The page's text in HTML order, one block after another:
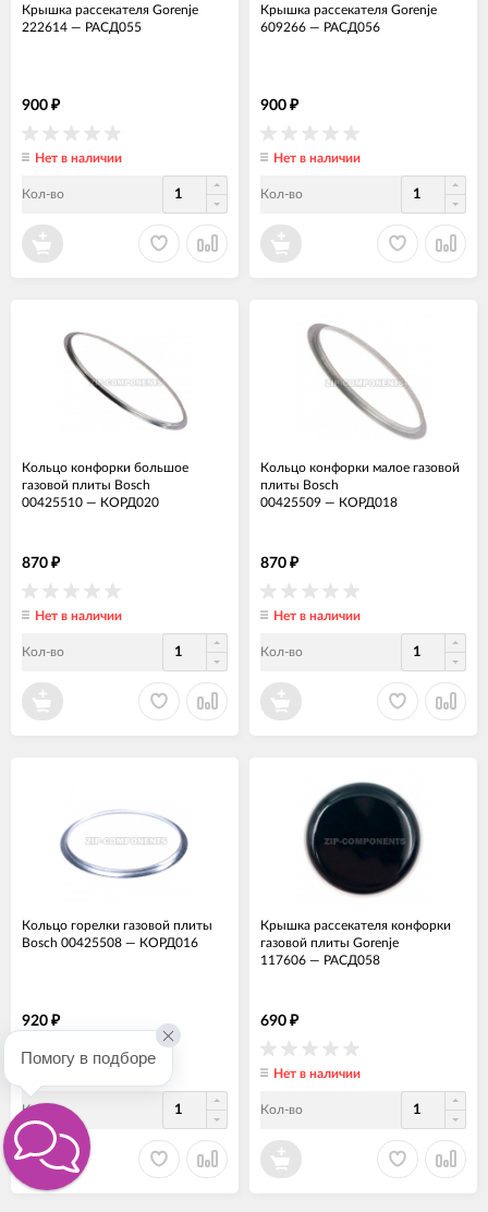
Крышка рассекателя Gorenje
222614 — РАСД055
900 ₽
Нет в наличии
Кол-во
Крышка рассекателя Gorenje
609266 — РАСД056
900 ₽
Нет в наличии
Кол-во
Кольцо конфорки большое
газовой плиты Bosch
00425510 — КОРД020
870 ₽
Нет в наличии
Кол-во
Кольцо конфорки малое газовой
плиты Bosch
00425509 — КОРД018
870 ₽
Нет в наличии
Кол-во
Кольцо горелки газовой плиты
Bosch 00425508 — КОРД016
920 ₽
Кол-во
Крышка рассекателя конфорки
газовой плиты Gorenje
117606 — РАСД058
690 ₽
Нет в наличии
Кол-во
Помогу в подборе